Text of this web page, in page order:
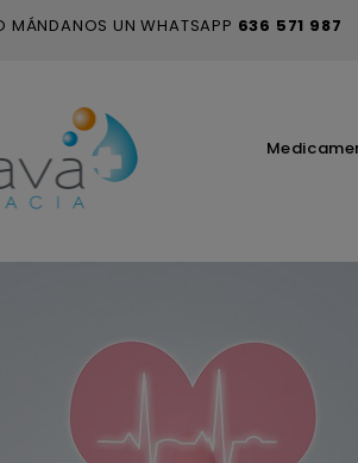
MÁNDANOS UN WHATSAPP 636 571 987